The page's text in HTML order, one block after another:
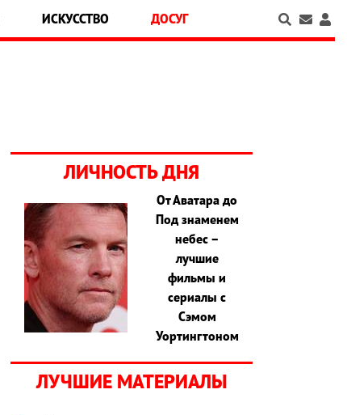
ИСКУССТВО ДОСУГ
ЛИЧНОСТЬ ДНЯ
От Аватара до
Под знаменем
небес –
лучшие
фильмы и
сериалы с
Сэмом
Уортингтоном
ЛУЧШИЕ МАТЕРИАЛЫ